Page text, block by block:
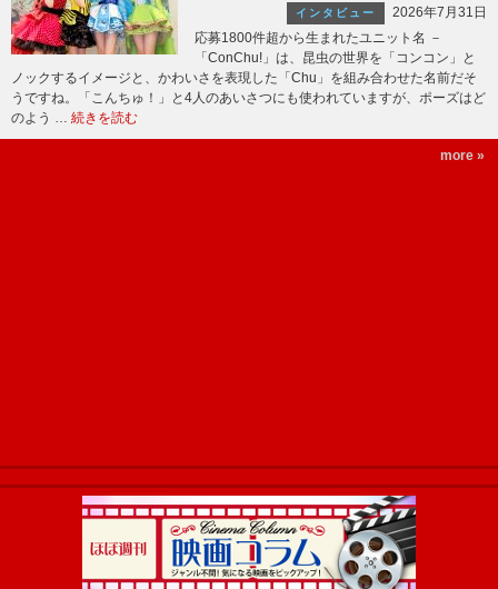
インタビュー
2026年7月31日
応募1800件超から生まれたユニット名 －
「ConChu!」は、昆虫の世界を「コンコン」と
ノックするイメージと、かわいさを表現した「Chu」を組み合わせた名前だそ
うですね。「こんちゅ！」と4人のあいさつにも使われていますが、ポーズはど
のよう … 続きを読む
more »